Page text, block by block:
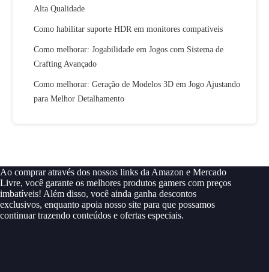
Alta Qualidade
Como habilitar suporte HDR em monitores compatíveis
Como melhorar: Jogabilidade em Jogos com Sistema de
Crafting Avançado
Como melhorar: Geração de Modelos 3D em Jogo Ajustando
para Melhor Detalhamento
Ao comprar através dos nossos links da Amazon e Mercado
Livre, você garante os melhores produtos gamers com preços
imbatíveis! Além disso, você ainda ganha descontos
exclusivos, enquanto apoia nosso site para que possamos
continuar trazendo conteúdos e ofertas especiais.